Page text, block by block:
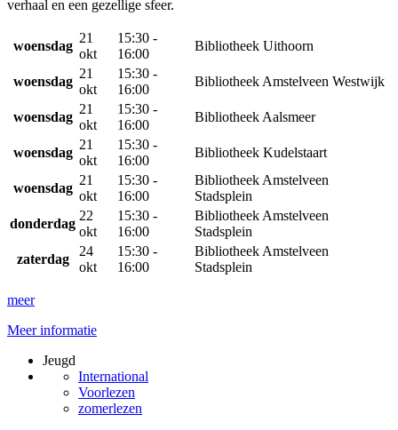
verhaal en een gezellige sfeer.
woensdag
21
okt
15:30 -
16:00
Bibliotheek Uithoorn
woensdag
21
okt
15:30 -
16:00
Bibliotheek Amstelveen Westwijk
woensdag
21
okt
15:30 -
16:00
Bibliotheek Aalsmeer
woensdag
21
okt
15:30 -
16:00
Bibliotheek Kudelstaart
woensdag
21
okt
15:30 -
16:00
Bibliotheek Amstelveen
Stadsplein
donderdag
22
okt
15:30 -
16:00
Bibliotheek Amstelveen
Stadsplein
zaterdag
24
okt
15:30 -
16:00
Bibliotheek Amstelveen
Stadsplein
meer
Meer informatie
Jeugd
International
Voorlezen
zomerlezen